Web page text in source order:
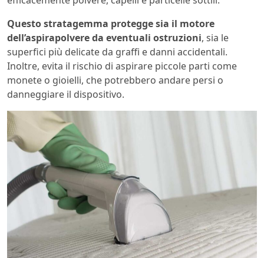
Questo stratagemma protegge sia il motore
dell’aspirapolvere da eventuali ostruzioni, sia le
superfici più delicate da graffi e danni accidentali.
Inoltre, evita il rischio di aspirare piccole parti come
monete o gioielli, che potrebbero andare persi o
danneggiare il dispositivo.